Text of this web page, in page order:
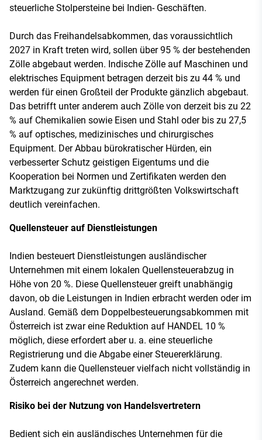
steuerliche Stolpersteine bei Indien- Geschäften.
Durch das Freihandelsabkommen, das voraussichtlich
2027 in Kraft treten wird, sollen über 95 % der bestehenden
Zölle abgebaut werden. Indische Zölle auf Maschinen und
elektrisches Equipment betragen derzeit bis zu 44 % und
werden für einen Großteil der Produkte gänzlich abgebaut.
Das betrifft unter anderem auch Zölle von derzeit bis zu 22
% auf Chemikalien sowie Eisen und Stahl oder bis zu 27,5
% auf optisches, medizinisches und chirurgisches
Equipment. Der Abbau bürokratischer Hürden, ein
verbesserter Schutz geistigen Eigentums und die
Kooperation bei Normen und Zertifikaten werden den
Marktzugang zur zukünftig drittgrößten Volkswirtschaft
deutlich vereinfachen.
Quellensteuer auf Dienstleistungen
Indien besteuert Dienstleistungen ausländischer
Unternehmen mit einem lokalen Quellensteuerabzug in
Höhe von 20 %. Diese Quellensteuer greift unabhängig
davon, ob die Leistungen in Indien erbracht werden oder im
Ausland. Gemäß dem Doppelbesteuerungsabkommen mit
Österreich ist zwar eine Reduktion auf HANDEL 10 %
möglich, diese erfordert aber u. a. eine steuerliche
Registrierung und die Abgabe einer Steuererklärung.
Zudem kann die Quellensteuer vielfach nicht vollständig in
Österreich angerechnet werden.
Risiko bei der Nutzung von Handelsvertretern
Bedient sich ein ausländisches Unternehmen für die